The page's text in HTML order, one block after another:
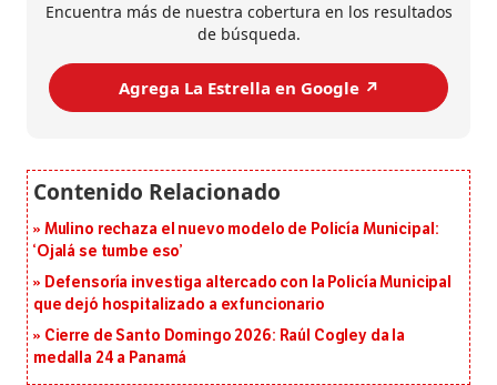
Encuentra más de nuestra cobertura en los resultados
de búsqueda.
Agrega La Estrella en Google ↗️
Mulino rechaza el nuevo modelo de Policía Municipal:
‘Ojalá se tumbe eso’
Defensoría investiga altercado con la Policía Municipal
que dejó hospitalizado a exfuncionario
Cierre de Santo Domingo 2026: Raúl Cogley da la
medalla 24 a Panamá